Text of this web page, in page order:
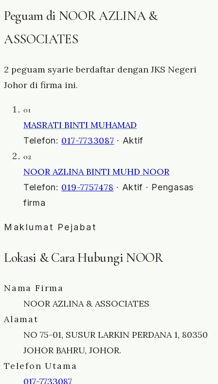
Peguam di NOOR AZLINA &
ASSOCIATES
2 peguam syarie berdaftar dengan JKS Negeri
Johor di firma ini.
01
MASRATI BINTI MUHAMAD
Telefon: 017-7733087 · Aktif
02
NOOR AZLINA BINTI MUHD NOOR
Telefon: 019-7757478 · Aktif · Pengasas
firma
Maklumat Pejabat
Lokasi & Cara Hubungi NOOR
Nama Firma
NOOR AZLINA & ASSOCIATES
Alamat
NO 75-01, SUSUR LARKIN PERDANA 1, 80350
JOHOR BAHRU, JOHOR.
Telefon Utama
017-7733087